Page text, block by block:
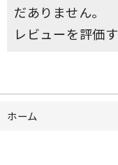
だありません。
レビューを評価
ホーム